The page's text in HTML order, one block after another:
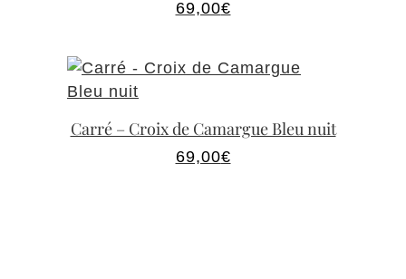
69,00€
Carré – Croix de Camargue Bleu nuit
69,00€